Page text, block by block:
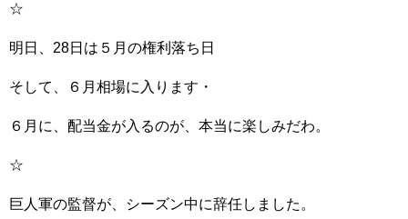
☆
明日、28日は５月の権利落ち日
そして、６月相場に入ります・
６月に、配当金が入るのが、本当に楽しみだわ。
☆
巨人軍の監督が、シーズン中に辞任しました。